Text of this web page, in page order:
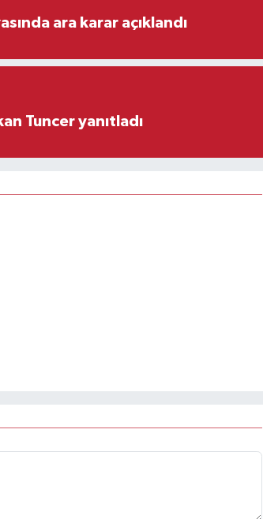
ara karar açıklandı
Tuncer yanıtladı